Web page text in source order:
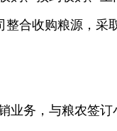
合收购粮源，采
业务，与粮农签